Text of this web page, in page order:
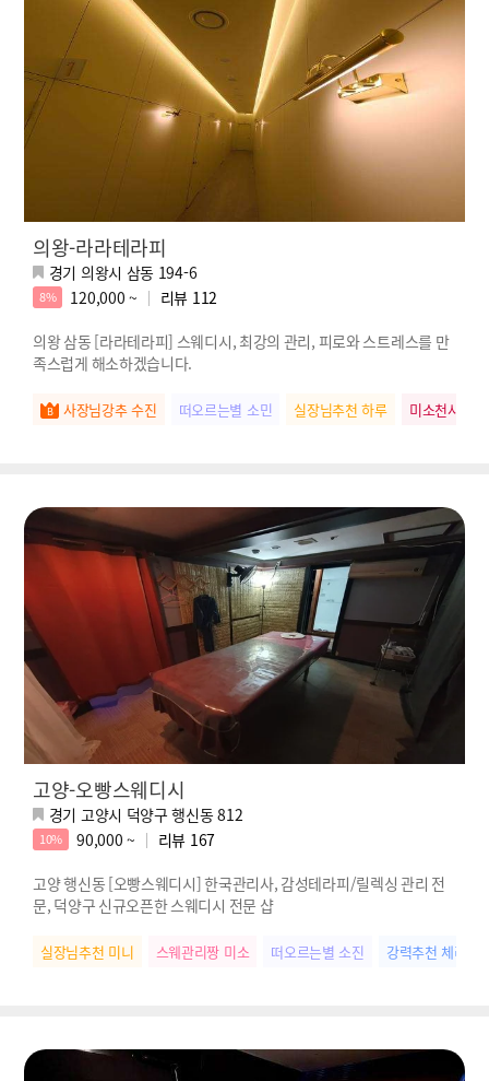
의왕-라라테라피
경기 의왕시 삼동 194-6
8% 120,000 ~ 리뷰 112
의왕 삼동 [라라테라피] 스웨디시️, 최강의 관리, 피로와 스트레스를 만
족스럽게 해소하겠습니다.
사장님강추 수진 떠오르는별 소민 실장님추천 하루 미소천사 유나
고양-오빵스웨디시
경기 고양시 덕양구 행신동 812
10% 90,000 ~ 리뷰 167
고양 행신동 [오빵스웨디시] 한국관리사, 감성테라피/릴렉싱 관리 전
문, 덕양구 신규오픈한 스웨디시 전문 샵
실장님추천 미니 스웨관리짱 미소 떠오르는별 소진 강력추천 체리